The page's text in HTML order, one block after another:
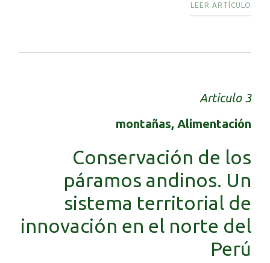
LEER ARTÍCULO
Articulo 3
montañas, Alimentación
Conservación de los
páramos andinos. Un
sistema territorial de
innovación en el norte del
Perú